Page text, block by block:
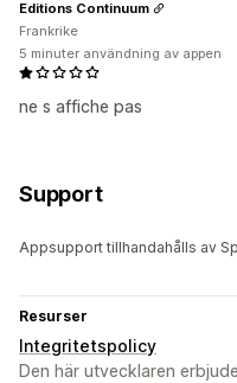
ne s affiche pas
Editions Continuum
Frankrike
5 minuter användning av appen
Support
Appsupport tillhandahålls av
Resurser
Integritetspolicy
Den här utvecklaren